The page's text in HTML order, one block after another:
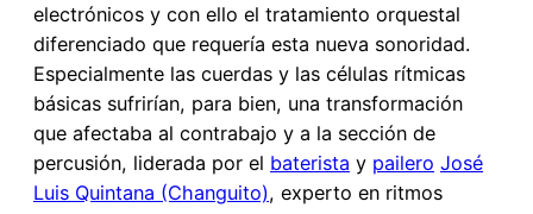
electrónicos y con ello el tratamiento orquestal
diferenciado que requería esta nueva sonoridad.
Especialmente las cuerdas y las células rítmicas
básicas sufrirían, para bien, una transformación
que afectaba al contrabajo y a la sección de
percusión, liderada por el baterista y pailero José
Luis Quintana (Changuito), experto en ritmos